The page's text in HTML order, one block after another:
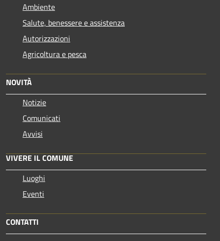
Ambiente
Salute, benessere e assistenza
Autorizzazioni
Agricoltura e pesca
NOVITÀ
Notizie
Comunicati
Avvisi
VIVERE IL COMUNE
Luoghi
Eventi
CONTATTI